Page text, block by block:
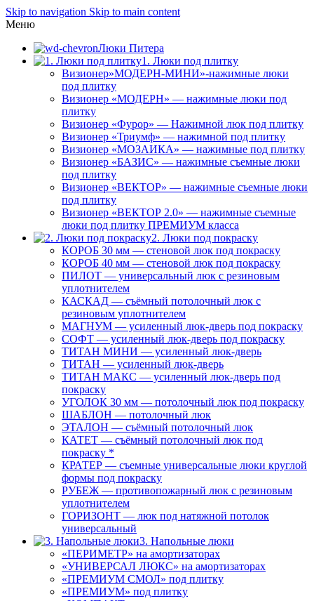
Skip to navigation Skip to main content
Меню
Люки Питера
1. Люки под плитку
Визионер»МОДЕРН-МИНИ»-нажимные люки
под плитку
Визионер «МОДЕРН» — нажимные люки под
плитку
Визионер «Фурор» — Нажимной люк под плитку
Визионер «Триумф» — нажимной под плитку
Визионер «МОЗАИКА» — нажимные под плитку
Визионер «БАЗИС» — нажимные съемные люки
под плитку
Визионер «ВЕКТОР» — нажимные съемные люки
под плитку
Визионер «ВЕКТОР 2.0» — нажимные съемные
люки под плитку ПРЕМИУМ класса
2. Люки под покраску
КОРОБ 30 мм — стеновой люк под покраску
КОРОБ 40 мм — стеновой люк под покраску
ПИЛОТ — универсальный люк с резиновым
уплотнителем
КАСКАД — съёмный потолочный люк с
резиновым уплотнителем
МАГНУМ — усиленный люк-дверь под покраску
СОФТ — усиленный люк-дверь под покраску
ТИТАН МИНИ — усиленный люк-дверь
ТИТАН — усиленный люк-дверь
ТИТАН МАКС — усиленный люк-дверь под
покраску
УГОЛОК 30 мм — потолочный люк под покраску
ШАБЛОН — потолочный люк
ЭТАЛОН — съёмный потолочный люк
КАТЕТ — съёмный потолочный люк под
покраску *
КРАТЕР — съемные универсальные люки круглой
формы под покраску
РУБЕЖ — противопожарный люк с резиновым
уплотнителем
ГОРИЗОНТ — люк под натяжной потолок
универсальный
3. Напольные люки
«ПЕРИМЕТР» на амортизаторах
«УНИВЕРСАЛ ЛЮКС» на амортизаторах
«ПРЕМИУМ СМОЛ» под плитку
«ПРЕМИУМ» под плитку